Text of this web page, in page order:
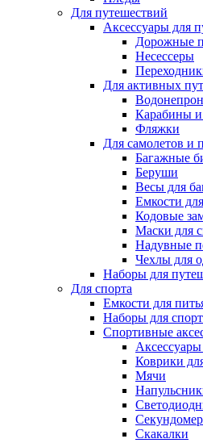
Для путешествий
Аксессуары для
Дорожные
Несессеры
Для активных
Карабины и
Фляжки
Для самолетов и
Багажные
Беруши
Весы для
Емкости
Кодовые
Маски для
Надувные
Чехлы для
Наборы для
Для спорта
Емкости для
Наборы для
Спортивные
Коврики
Мячи
Скакалки